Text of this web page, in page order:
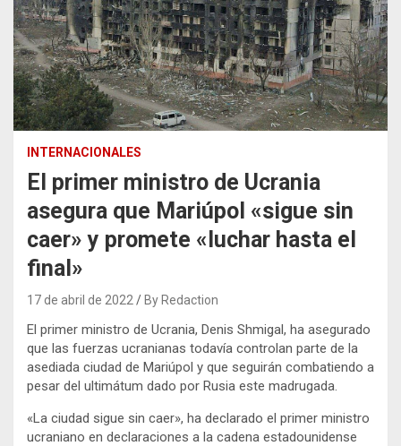
INTERNACIONALES
El primer ministro de Ucrania
asegura que Mariúpol «sigue sin
caer» y promete «luchar hasta el
final»
17 de abril de 2022 By Redaction
El primer ministro de Ucrania, Denis Shmigal, ha asegurado
que las fuerzas ucranianas todavía controlan parte de la
asediada ciudad de Mariúpol y que seguirán combatiendo a
pesar del ultimátum dado por Rusia este madrugada.
«La ciudad sigue sin caer», ha declarado el primer ministro
ucraniano en declaraciones a la cadena estadounidense